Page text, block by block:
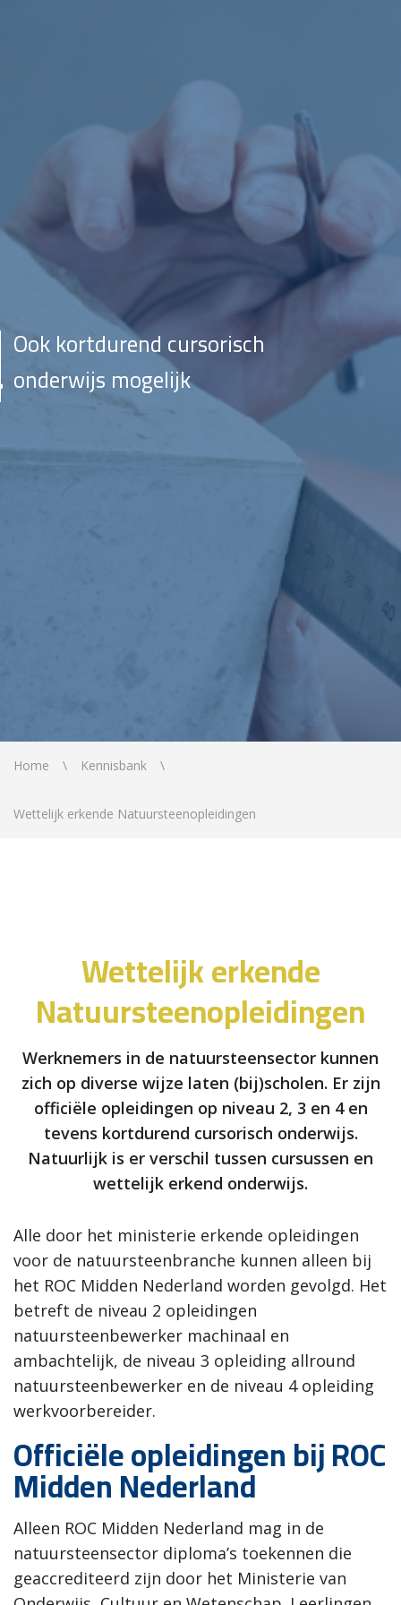
Ook kortdurend cursorisch
onderwijs mogelijk
Home Kennisbank
Wettelijk erkende Natuursteenopleidingen
Wettelijk erkende
Natuursteenopleidingen
Werknemers in de natuursteensector kunnen
zich op diverse wijze laten (bij)scholen. Er zijn
officiële opleidingen op niveau 2, 3 en 4 en
tevens kortdurend cursorisch onderwijs.
Natuurlijk is er verschil tussen cursussen en
wettelijk erkend onderwijs.
Alle door het ministerie erkende opleidingen
voor de natuursteenbranche kunnen alleen bij
het ROC Midden Nederland worden gevolgd. Het
betreft de niveau 2 opleidingen
natuursteenbewerker machinaal en
ambachtelijk, de niveau 3 opleiding allround
natuursteenbewerker en de niveau 4 opleiding
werkvoorbereider.
Officiële opleidingen bij ROC
Midden Nederland
Alleen ROC Midden Nederland mag in de
natuursteensector diploma’s toekennen die
geaccrediteerd zijn door het Ministerie van